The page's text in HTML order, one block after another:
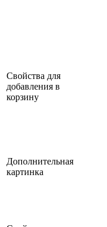
Свойства для
добавления в
корзину
Дополнительная
картинка